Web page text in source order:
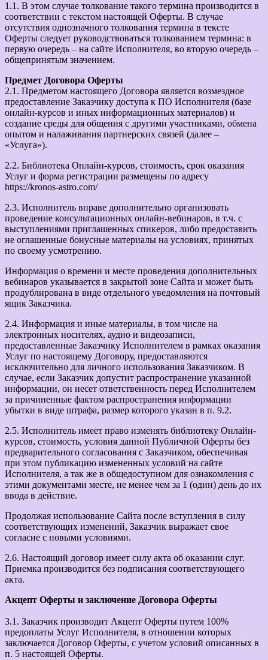
1.1. В этом случае толкование такого термина производится в
соответствии с текстом настоящей Оферты. В случае
отсутствия однозначного толкования термина в тексте
Оферты следует руководствоваться толкованием термина: в
первую очередь – на сайте Исполнителя, во вторую очередь –
общепринятым значением.
Предмет Договора Оферты
2.1. Предметом настоящего Договора является возмездное
предоставление Заказчику доступа к ПО Исполнителя (базе
онлайн-курсов и иных информационных материалов) и
создание среды для общения с другими участниками, обмена
опытом и налаживания партнерских связей (далее –
«Услуга»).
2.2. Библиотека Онлайн-курсов, стоимость, срок оказания
Услуг и форма регистрации размещены по адресу
https://kronos-astro.com/
2.3. Исполнитель вправе дополнительно организовать
проведение консультационных онлайн-вебинаров, в т.ч. с
выступлениями приглашенных спикеров, либо предоставить
не оглашенные бонусные материалы на условиях, принятых
по своему усмотрению.
Информация о времени и месте проведения дополнительных
вебинаров указывается в закрытой зоне Сайта и может быть
продублирована в виде отдельного уведомления на почтовый
ящик Заказчика.
2.4. Информация и иные материалы, в том числе на
электронных носителях, аудио и видеозаписи,
предоставленные Заказчику Исполнителем в рамках оказания
Услуг по настоящему Договору, предоставляются
исключительно для личного использования Заказчиком. В
случае, если Заказчик допустит распространение указанной
информации, он несет ответственность перед Исполнителем
за причиненные фактом распространения информации
убытки в виде штрафа, размер которого указан в п. 9.2.
2.5. Исполнитель имеет право изменять библиотеку Онлайн-
курсов, стоимость, условия данной Публичной Оферты без
предварительного согласования с Заказчиком, обеспечивая
при этом публикацию измененных условий на сайте
Исполнителя, а так же в общедоступном для ознакомления с
этими документами месте, не менее чем за 1 (один) день до их
ввода в действие.
Продолжая использование Сайта после вступления в силу
соответствующих изменений, Заказчик выражает свое
согласие с новыми условиями.
2.6. Настоящий договор имеет силу акта об оказании слуг.
Приемка производится без подписания соответствующего
акта.
Акцепт Оферты и заключение Договора Оферты
3.1. Заказчик производит Акцепт Оферты путем 100%
предоплаты Услуг Исполнителя, в отношении которых
заключается Договор Оферты, с учетом условий описанных в
п. 5 настоящей Оферты.